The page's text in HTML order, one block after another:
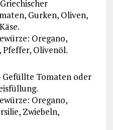
Gurken, Oliven,
Oregano,
Pfeffer, Olivenöl.
Gefüllte Tomaten oder
Oregano,
Zwiebeln,